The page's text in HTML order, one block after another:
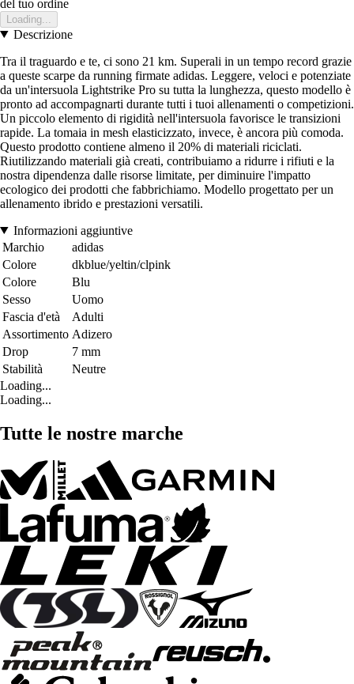
del tuo ordine
Loading...
Descrizione
Tra il traguardo e te, ci sono 21 km. Superali in un tempo record grazie
a queste scarpe da running firmate adidas. Leggere, veloci e potenziate
da un'intersuola Lightstrike Pro su tutta la lunghezza, questo modello è
pronto ad accompagnarti durante tutti i tuoi allenamenti o competizioni.
Un piccolo elemento di rigidità nell'intersuola favorisce le transizioni
rapide. La tomaia in mesh elasticizzato, invece, è ancora più comoda.
Questo prodotto contiene almeno il 20% di materiali riciclati.
Riutilizzando materiali già creati, contribuiamo a ridurre i rifiuti e la
nostra dipendenza dalle risorse limitate, per diminuire l'impatto
ecologico dei prodotti che fabbrichiamo. Modello progettato per un
allenamento ibrido e prestazioni versatili.
Informazioni aggiuntive
Marchio
adidas
Colore
dkblue/yeltin/clpink
Colore
Blu
Sesso
Uomo
Fascia d'età
Adulti
Assortimento Adizero
Drop
7 mm
Stabilità
Neutre
Loading...
Loading...
Tutte le nostre marche